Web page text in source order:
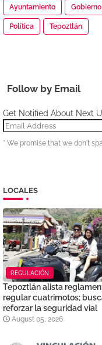
Ayuntamiento
Política Tepoztlán
Follow by Email
Get Notified About Next
* We promise that we don't
LOCALES
REGULACIÓN
Tepoztlán alista
regular cuatrimotos;
reforzar la seguridad vial
August 05, 2026